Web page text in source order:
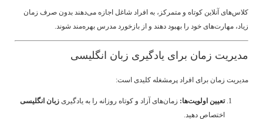
کلاس‌های آنلاین کوتاه و متمرکز، به افراد شاغل اجازه می‌دهند بدون صرف زمان
زیاد، مهارت‌های خود را بهبود دهند و از بازخورد مدرس بهره‌مند شوند.
مدیریت زمان برای یادگیری زبان انگلیسی
مدیریت زمان برای افراد پرمشغله کلیدی است:
تعیین اولویت‌ها:زمان‌های آزاد و کوتاه روزانه را به یادگیریزبان انگلیسی
اختصاص دهید.